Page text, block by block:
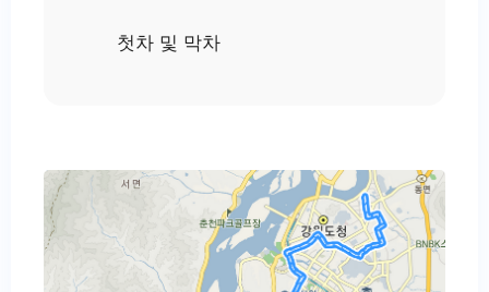
첫차 및 막차